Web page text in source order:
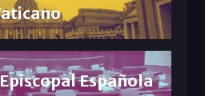
Española